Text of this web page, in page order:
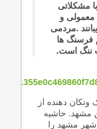
مشکلاتی
معمولی و
.مردمی
فرسنگ ها
ننگ است.
دهنده از
مشهد. حاشیه
شهر مشهد را